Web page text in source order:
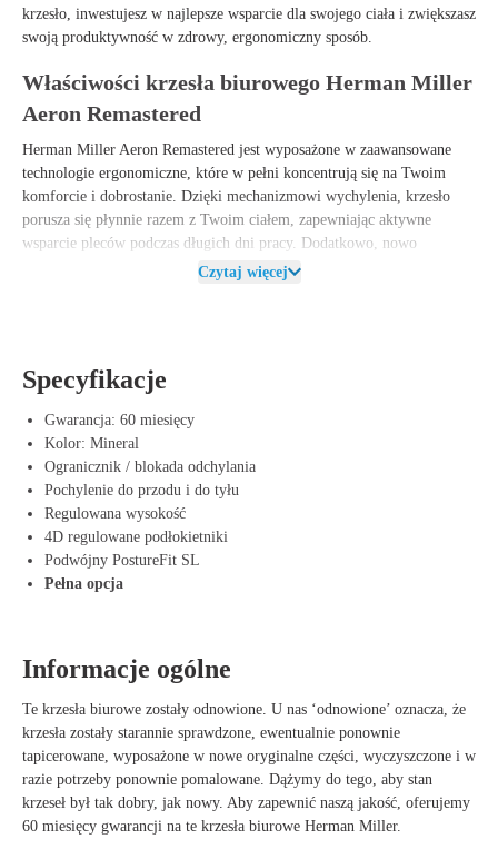
krzesło, inwestujesz w najlepsze wsparcie dla swojego ciała i zwiększasz
swoją produktywność w zdrowy, ergonomiczny sposób.
Właściwości krzesła biurowego Herman Miller
Aeron Remastered
Herman Miller Aeron Remastered jest wyposażone w zaawansowane
technologie ergonomiczne, które w pełni koncentrują się na Twoim
komforcie i dobrostanie. Dzięki mechanizmowi wychylenia, krzesło
porusza się płynnie razem z Twoim ciałem, zapewniając aktywne
wsparcie pleców podczas długich dni pracy. Dodatkowo, nowo
zaprojektowane oparcie z oddychających materiałów zapewnia
Siedzisko i oparcie dostosowują się do kształtu Twojego ciała i
biodrach. Dzięki temu możesz bez wysiłku pracować przez dłuższy
czas, nie obciążając swojej postawy.
To krzesło biurowe jest ponadto wykonane z trwałych materiałów
zapewniających solidną konstrukcję i długą żywotność. Offeco oferuje
je jako odnowiony egzemplarz, co oznacza, że został starannie
sprawdzony, dokładnie wyczyszczony i zaopatrzony w nowe części,
jeśli było to konieczne. W ten sposób nie tylko korzystasz z wysokiej
Zalety Herman Miller Aeron Remastered
Regulowane podłokietniki zapewniające optymalny komfort
Oddychające materiały zmniejszające nacisk na plecy i szyję
Wspiera zdrową postawę dzięki ergonomicznemu designowi
Trwałe materiały przedłużają żywotność krzesła
Stylowy design pasuje do każdego wnętrza domu lub biura
Kup Herman Miller Aeron Remastered
Czytaj więcej
Specyfikacje
Gwarancja: 60 miesięcy
Kolor: Mineral
Ogranicznik / blokada odchylania
Pochylenie do przodu i do tyłu
Regulowana wysokość
4D regulowane podłokietniki
Podwójny PostureFit SL
Pełna opcja
Informacje ogólne
Te krzesła biurowe zostały odnowione. U nas ‘odnowione’ oznacza, że
krzesła zostały starannie sprawdzone, ewentualnie ponownie
tapicerowane, wyposażone w nowe oryginalne części, wyczyszczone i w
razie potrzeby ponownie pomalowane. Dążymy do tego, aby stan
krzeseł był tak dobry, jak nowy. Aby zapewnić naszą jakość, oferujemy
60 miesięcy gwarancji na te krzesła biurowe Herman Miller.